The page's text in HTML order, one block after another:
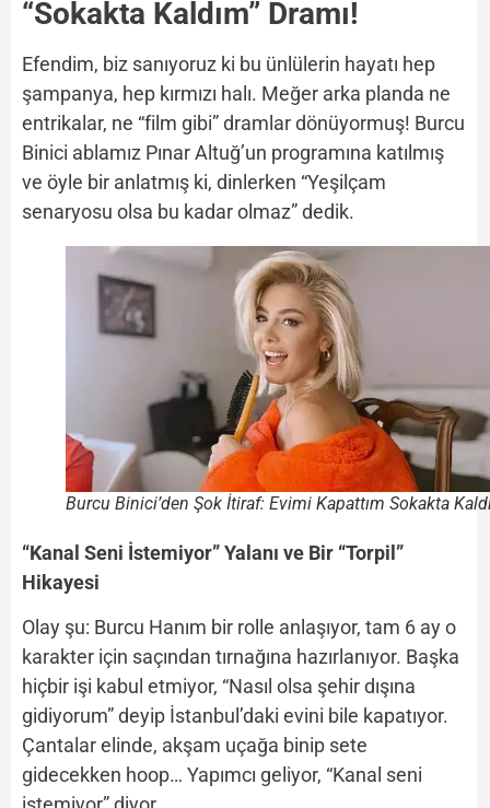
“Sokakta Kaldım” Dramı!
Efendim, biz sanıyoruz ki bu ünlülerin hayatı hep
şampanya, hep kırmızı halı. Meğer arka planda ne
entrikalar, ne “film gibi” dramlar dönüyormuş! Burcu
Binici ablamız Pınar Altuğ’un programına katılmış
ve öyle bir anlatmış ki, dinlerken “Yeşilçam
senaryosu olsa bu kadar olmaz” dedik.
Burcu Binici’den Şok İtiraf: Evimi Kapattım Sokakta
“Kanal Seni İstemiyor” Yalanı ve Bir “Torpil”
Hikayesi
Olay şu: Burcu Hanım bir rolle anlaşıyor, tam 6 ay o
karakter için saçından tırnağına hazırlanıyor. Başka
hiçbir işi kabul etmiyor, “Nasıl olsa şehir dışına
gidiyorum” deyip İstanbul’daki evini bile kapatıyor.
Çantalar elinde, akşam uçağa binip sete
gidecekken hoop… Yapımcı geliyor, “Kanal seni